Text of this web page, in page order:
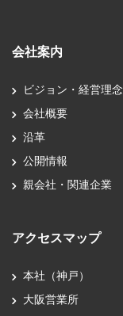
会社案内
ビジョン・経営理念
会社概要
沿革
公開情報
親会社・関連企業
アクセスマップ
本社（神戸）
大阪営業所